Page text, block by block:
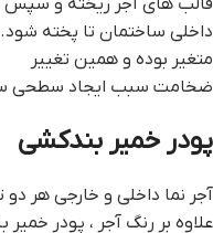
قالب های آجر ریخته و سپس
داخلی ساختمان تا پخته
متغیر بوده و همین تغییر
ضخامت سبب ایجاد سطحی سه
پودر خمیر بندکشی
آجر نما داخلی و خارجی هر دو
علاوه بر رنگ آجر ، پودر